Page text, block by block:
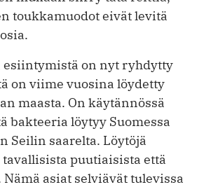
toukkamuodot eivät levitä
esiintymistä on nyt ryhdytty
on viime vuosina löydetty
maasta. On käytännössä
bakteeria löytyy Suomessa
Seilin saarelta. Löytöjä
puutiaisista että
asiat selviävät tulevissa